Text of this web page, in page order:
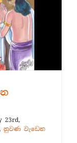
23rd,
, නුවණ වැඩෙන